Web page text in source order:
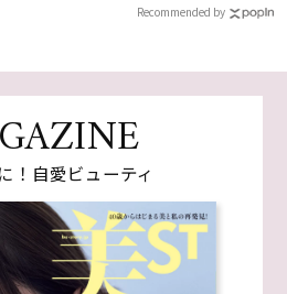
Recommended by
！自愛ビューティ